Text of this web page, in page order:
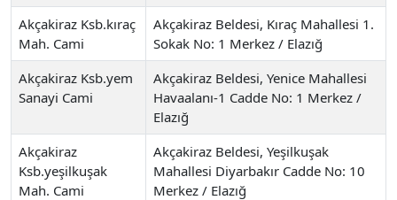
Akçakiraz Ksb.kıraç
Mah. Cami
Akçakiraz Beldesi, Kıraç Mahallesi 1.
Sokak No: 1 Merkez / Elazığ
Akçakiraz Ksb.yem
Sanayi Cami
Akçakiraz Beldesi, Yenice Mahallesi
Havaalanı-1 Cadde No: 1 Merkez /
Elazığ
Akçakiraz
Ksb.yeşilkuşak
Mah. Cami
Akçakiraz Beldesi, Yeşilkuşak
Mahallesi Diyarbakır Cadde No: 10
Merkez / Elazığ